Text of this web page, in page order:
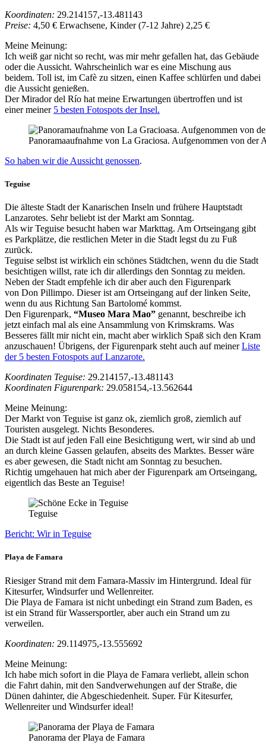
Koordinaten: 29.214157,-13.481143
Preise: 4,50 € Erwachsene, Kinder (7-12 Jahre) 2,25 €
Meine Meinung:
Ich weiß gar nicht so recht, was mir mehr gefallen hat, das Gebäude
oder die Aussicht. Wahrscheinlich war es eine Mischung aus
beidem. Toll ist, im Cafè zu sitzen, einen Kaffee schlürfen und dabei
die Aussicht genießen.
Der Mirador del Río hat meine Erwartungen übertroffen und ist
einer meiner 5 besten Fotospots der Insel.
Panoramaaufnahme von La Graciosa. Aufgenommen von der
So haben wir die Aussicht genossen.
Teguise
Die älteste Stadt der Kanarischen Inseln und frühere Hauptstadt
Lanzarotes. Sehr beliebt ist der Markt am Sonntag.
Als wir Teguise besucht haben war Markttag. Am Ortseingang gibt
es Parkplätze, die restlichen Meter in die Stadt legst du zu Fuß
zurück.
Teguise selbst ist wirklich ein schönes Städtchen, wenn du die Stadt
besichtigen willst, rate ich dir allerdings den Sonntag zu meiden.
Neben der Stadt empfehle ich dir aber auch den Figurenpark
von Don Pillimpo. Dieser ist am Ortseingang auf der linken Seite,
wenn du aus Richtung San Bartolomé kommst.
Den Figurenpark, “Museo Mara Mao” genannt, beschreibe ich
jetzt einfach mal als eine Ansammlung von Krimskrams. Was
Besseres fällt mir nicht ein, macht aber wirklich Spaß sich den Kram
anzuschauen! Übrigens, der Figurenpark steht auch auf meinerListe
der 5 besten Fotospots auf Lanzarote.
Koordinaten Teguise: 29.214157,-13.481143
Koordinaten Figurenpark: 29.058154,-13.562644
Meine Meinung:
Der Markt von Teguise ist ganz ok, ziemlich groß, ziemlich auf
Touristen ausgelegt. Nichts Besonderes.
Die Stadt ist auf jeden Fall eine Besichtigung wert, wir sind ab und
an durch kleine Gassen gelaufen, abseits des Marktes. Besser wäre
es aber gewesen, die Stadt nicht am Sonntag zu besuchen.
Richtig umgehauen hat mich aber der Figurenpark am Ortseingang,
eigentlich das Beste an Teguise!
Teguise
Bericht: Wir in Teguise
Playa de Famara
Riesiger Strand mit dem Famara-Massiv im Hintergrund. Ideal für
Kitesurfer, Windsurfer und Wellenreiter.
Die Playa de Famara ist nicht unbedingt ein Strand zum Baden, es
ist ein Strand für Wassersportler, aber auch ein Strand um zu
verweilen.
Koordinaten: 29.114975,-13.555692
Meine Meinung:
Ich habe mich sofort in die Playa de Famara verliebt, allein schon
die Fahrt dahin, mit den Sandverwehungen auf der Straße, die
Dünen dahinter, die Abgeschiedenheit. Super. Für Kitesurfer,
Wellenreiter und Windsurfer ideal!
Panorama der Playa de Famara